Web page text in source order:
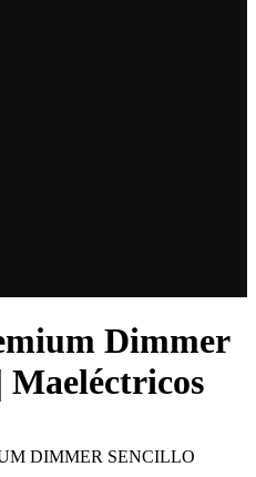
Dimmer
Maeléctricos
DIMMER SENCILLO